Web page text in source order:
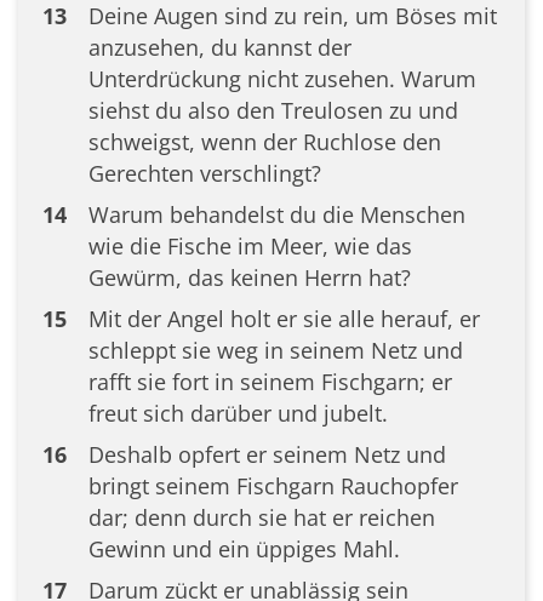
13
Deine Augen sind zu rein, um Böses mit
anzusehen, du kannst der
Unterdrückung nicht zusehen. Warum
siehst du also den Treulosen zu und
schweigst, wenn der Ruchlose den
Gerechten verschlingt?
14
Warum behandelst du die Menschen
wie die Fische im Meer, wie das
Gewürm, das keinen Herrn hat?
15
Mit der Angel holt er sie alle herauf, er
schleppt sie weg in seinem Netz und
rafft sie fort in seinem Fischgarn; er
freut sich darüber und jubelt.
16
Deshalb opfert er seinem Netz und
bringt seinem Fischgarn Rauchopfer
dar; denn durch sie hat er reichen
Gewinn und ein üppiges Mahl.
17
Darum zückt er unablässig sein